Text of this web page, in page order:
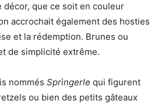
que ce soit en couleur
accrochait également des hosties
et la rédemption. Brunes ou
de simplicité extrême.
nommés Sprìngerle qui figurent
ou bien des petits gâteaux